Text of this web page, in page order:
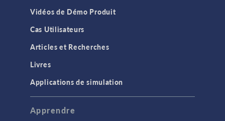
Vidéos de Démo Produit
Cas Utilisateurs
Articles et Recherches
Livres
Applications de simulation
Apprendre